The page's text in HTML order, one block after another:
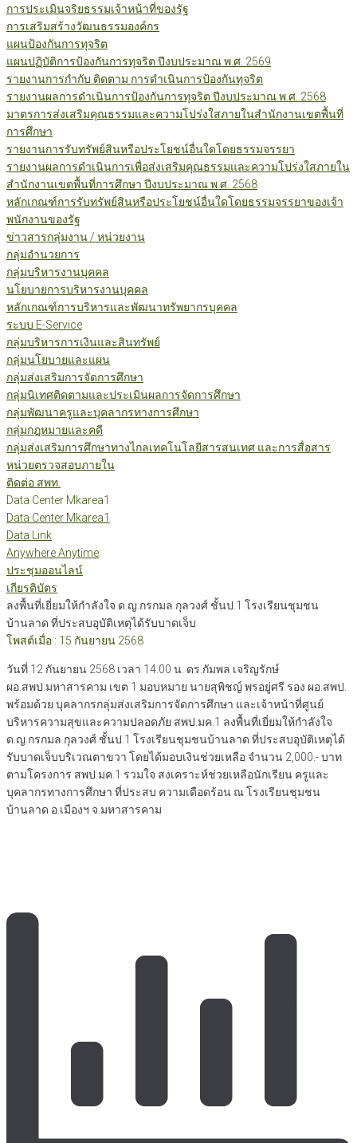
การประเมินจริยธรรมเจ้าหน้าที่ของรัฐ
การเสริมสร้างวัฒนธรรมองค์กร
แผนป้องกันการทุจริต
แผนปฏิบัติการป้องกันการทุจริต ปีงบประมาณ พ.ศ. 2569
รายงานการกำกับ ติดตาม การดำเนินการป้องกันทุจริต
รายงานผลการดำเนินการป้องกันการทุจริต ปีงบประมาณ พ.ศ. 2568
มาตรการส่งเสริมคุณธรรมและความโปร่งใสภายในสำนักงานเขตพื้นที่
การศึกษา
รายงานการรับทรัพย์สินหรือประโยชน์อื่นใดโดยธรรมจรรยา
รายงานผลการดำเนินการเพื่อส่งเสริมคุณธรรมและความโปร่งใสภายใน
สำนักงานเขตพื้นที่การศึกษา ปีงบประมาณ พ.ศ. 2568
หลักเกณฑ์การรับทรัพย์สินหรือประโยชน์อื่นใดโดยธรรมจรรยาของเจ้า
พนักงานของรัฐ
ข่าวสารกลุ่มงาน / หน่วยงาน
กลุ่มอำนวยการ
กลุ่มบริหารงานบุคคล
นโยบายการบริหารงานบุคคล
หลักเกณฑ์การบริหารและพัฒนาทรัพยากรบุคคล
ระบบ E-Service
กลุ่มบริหารการเงินและสินทรัพย์
กลุ่มนโยบายและแผน
กลุ่มส่งเสริมการจัดการศึกษา
กลุ่มนิเทศติดตามและประเมินผลการจัดการศึกษา
กลุ่มพัฒนาครูและบุคลากรทางการศึกษา
กลุ่มกฎหมายและคดี
กลุ่มส่งเสริมการศึกษาทางไกลเทคโนโลยีสารสนเทศ และการสื่อสาร
หน่วยตรวจสอบภายใน
ติดต่อ สพท.
Data Center Mkarea1
Data Center Mkarea1
Data Link
Anywhere Anytime
ประชุมออนไลน์
เกียรติบัตร
ลงพื้นที่เยี่ยมให้กำลังใจ ด.ญ.กรกมล กุลวงศ์ ชั้นป.1 โรงเรียนชุมชน
บ้านลาด ที่ประสบอุบัติเหตุได้รับบาดเจ็บ
โพสต์เมื่อ : 15 กันยายน 2568
วันที่ 12 กันยายน 2568 เวลา 14.00 น. ดร.กัมพล เจริญรักษ์
ผอ.สพป.มหาสารคาม เขต 1 มอบหมาย นายสุพิชญ์ พรอยู่ศรี รอง ผอ.สพป.
พร้อมด้วย บุคลากรกลุ่มส่งเสริมการจัดการศึกษา และเจ้าหน้าที่ศูนย์
บริหารความสุขและความปลอดภัย สพป.มค.1 ลงพื้นที่เยี่ยมให้กำลังใจ
ด.ญ.กรกมล กุลวงศ์ ชั้นป.1 โรงเรียนชุมชนบ้านลาด ที่ประสบอุบัติเหตุได้
รับบาดเจ็บบริเวณตาขวา โดยได้มอบเงินช่วยเหลือ จำนวน 2,000.- บาท
ตามโครงการ สพป.มค.1 รวมใจ สงเคราะห์ช่วยเหลือนักเรียน ครูและ
บุคลากรทางการศึกษา ที่ประสบ ความเดือดร้อน ณ โรงเรียนชุมชน
บ้านลาด อ.เมืองฯ จ.มหาสารคาม